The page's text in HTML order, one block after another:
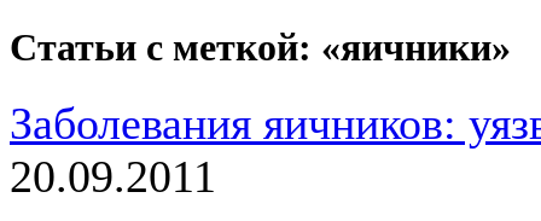
Статьи с меткой: «яичники»
Заболевания яичников:
20.09.2011